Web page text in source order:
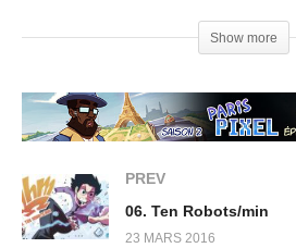
La crise
Même pas les
notre enfance. A
Show more
PREV
06. Ten Robots/min
23 MARS 2016